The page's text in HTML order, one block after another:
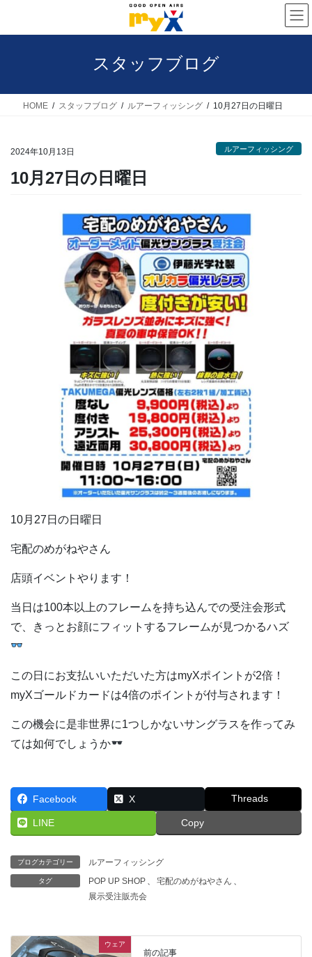
スタッフブログ
HOME スタッフブログ ルアーフィッシング 10月27日の日曜日
2024年10月13日 ルアーフィッシング
10月27日の日曜日
10月27日の日曜日
宅配のめがねやさん
店頭イベントやります！
当日は100本以上のフレームを持ち込んでの受注会形式
で、きっとお顔にフィットするフレームが見つかるハズ
この日にお支払いいただいた方はmyXポイントが2倍！
myXゴールドカードは4倍のポイントが付与されます！
この機会に是非世界に1つしかないサングラスを作ってみ
ては如何でしょうか
Facebook X Threads
LINE Copy
ブログカテゴリー ルアーフィッシング
タグ POP UP SHOP 宅配のめがねやさん
展示受注販売会
ウェア
前の記事